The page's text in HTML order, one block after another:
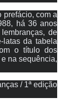
prefácio, com a
há 36 anos
de
latas da tabela
o título dos
na sequência,
/ 1ª edição